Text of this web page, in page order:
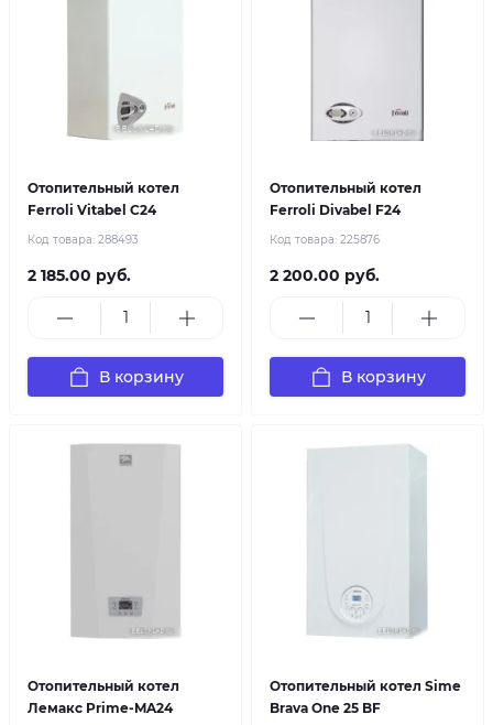
Отопительный котел
Ferroli Vitabel C24
Код товара: 288493
2 185.00 руб.
В корзину
Отопительный котел
Ferroli Divabel F24
Код товара: 225876
2 200.00 руб.
В корзину
Отопительный котел
Лемакс Prime-MA24
Отопительный котел Sime
Brava One 25 BF